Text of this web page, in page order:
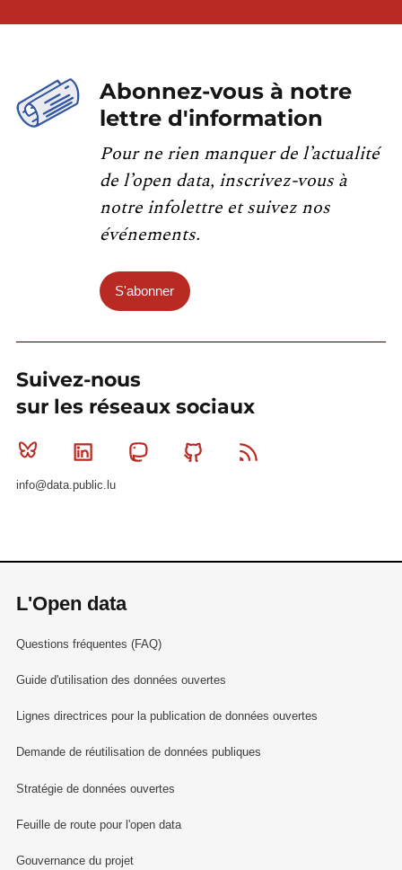
Abonnez-vous à notre
lettre d'information
Pour ne rien manquer de l’actualité
de l’open data, inscrivez-vous à
notre infolettre et suivez nos
événements.
S'abonner
Suivez-nous
sur les réseaux sociaux
Bluesky Linkedin MastodonGithub
info@data.public.lu
L'Open data
Questions fréquentes (FAQ)
Guide d'utilisation des données ouvertes
Lignes directrices pour la publication de données ouvertes
Demande de réutilisation de données publiques
Stratégie de données ouvertes
Feuille de route pour l'open data
Gouvernance du projet